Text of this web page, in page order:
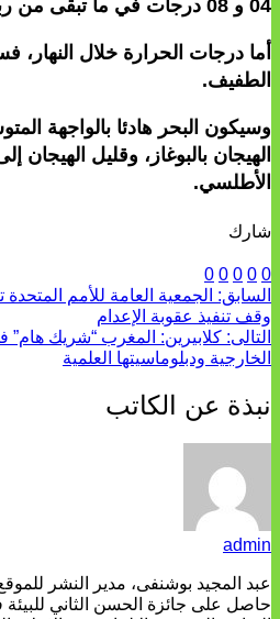
04 و 08 درجات في ما تبقى من ربوع المملكة.
أما درجات الحرارة خلال النهار،
الطفيف.
وسيكون البحر هادئا بالواجهة
الهيجان بالبوغاز، وقليل
الأطلسي.
شارك
0
0
0
0
0
السابق: الجمعية العامة للأمم
وقف تنفيذ عقوبة الإعدام
التالى: كلابيرين: المغرب “شريك هام”
الخارجية ودبلوماسيتها العلمية
نبذة عن الكاتب
admin
عبد المجيد بوشنفى، مدير النشر
حاصل على جائزة الحسن الثاني